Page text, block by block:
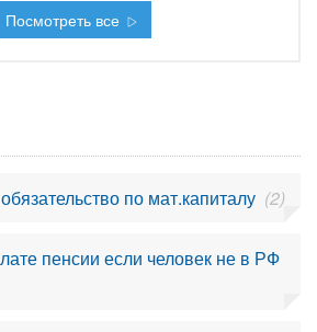
Посмотреть все
по мат.капиталу (2)
пенсии если человек не в РФ